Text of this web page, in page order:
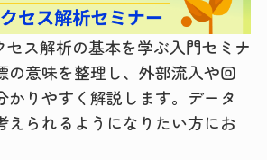
セス解析の基本を学ぶ入門セミナ
の意味を整理し、外部流入や回
かりやすく解説します。データ
えられるようになりたい方にお